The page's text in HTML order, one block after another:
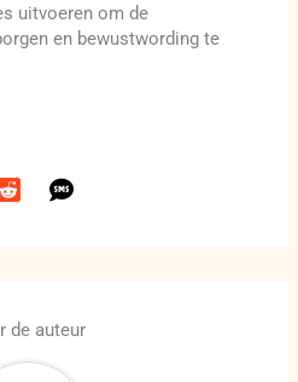
uitvoeren om de
en bewustwording te
de auteur